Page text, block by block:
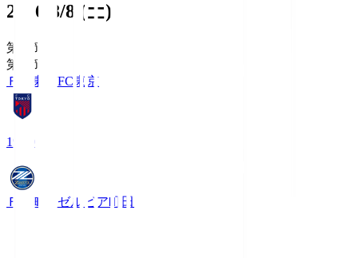
2026/8/8 (土)
第1節
第1節
ＦＣ東京 FC東京
19:00
ＦＣ町田ゼルビア町田